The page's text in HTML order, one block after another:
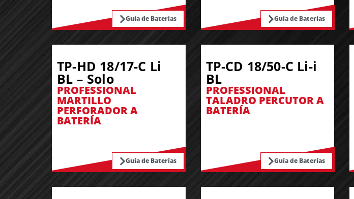
Guía de Baterías Guía de Baterías
TP-HD 18/17-C Li
BL – Solo
PROFESSIONAL
MARTILLO
PERFORADOR A
BATERÍA
Guía de Baterías
TP-CD 18/50-C Li-i
BL
PROFESSIONAL
TALADRO PERCUTOR A
BATERÍA
Guía de Baterías